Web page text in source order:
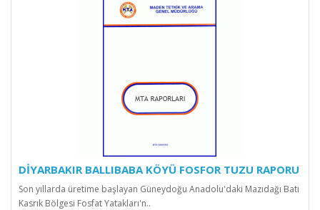
DİYARBAKIR BALLIBABA KÖYÜ FOSFOR TUZU RAPORU
Son yıllarda üretime başlayan Güneydoğu Anadolu'daki Mazıdağı Batı
Kasrık Bölgesi Fosfat Yatakları'n..